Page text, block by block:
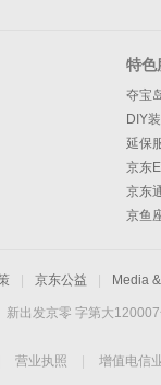
特色
夺宝
DIY
延保
京东
京东
京鱼
京东公益 Media
新出发京零 字第大
营业执照
增值电信